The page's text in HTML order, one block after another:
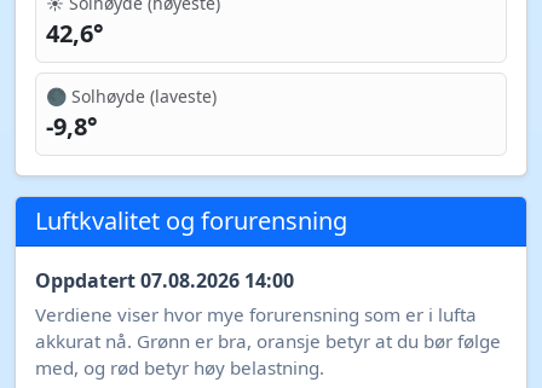
42,6°
🌑 Solhøyde (laveste)
-9,8°
Luftkvalitet og forurensning
Oppdatert 07.08.2026 14:00
Verdiene viser hvor mye forurensning som er i lufta
akkurat nå. Grønn er bra, oransje betyr at du bør følge
med, og rød betyr høy belastning.